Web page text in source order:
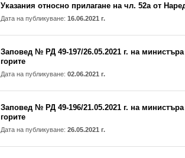
Указания относно прилагане на чл. 52а от
Дата на публикуване: 16.06.2021 г.
Заповед № РД 49-197/26.05.2021 г. на
горите
Дата на публикуване: 02.06.2021 г.
Заповед № РД 49-196/21.05.2021 г. на
горите
Дата на публикуване: 26.05.2021 г.